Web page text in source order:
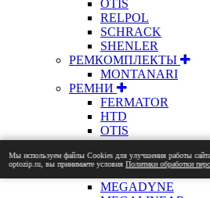
OTIS
RELPOL
SCHRACK
SHENLER
РЕМКОМПЛЕКТЫ
MONTANARI
РЕМНИ
FERMATOR
HTD
OTIS
PJ
RPP
KONE
MEGADYNE
Мы используем файлы Сookies для улучшения работы
optozip.ru, вы принимаете условияПолитики обработки